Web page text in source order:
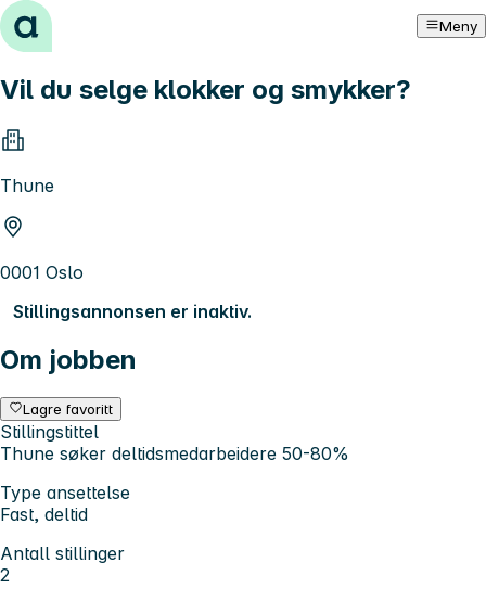
Hopp til innhold Meny
Vil du selge klokker og smykker?
Thune
0001 Oslo
Stillingsannonsen er inaktiv.
Om jobben
Lagre favoritt
Stillingstittel
Thune søker deltidsmedarbeidere 50-80%
Type ansettelse
Fast, deltid
Antall stillinger
2